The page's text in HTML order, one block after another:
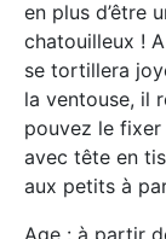
en plus d’être
chatouilleux !
se tortillera
la ventouse, il
pouvez le
avec tête en
aux petits à